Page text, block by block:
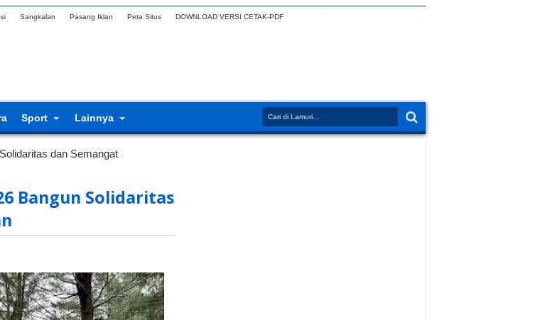
Sangkalan Pasang Iklan Peta Situs DOWNLOAD VERSI CETAK-PDF
Sport Lainnya
dan Semangat
Bangun Solidaritas